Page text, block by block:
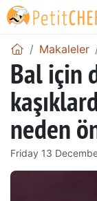
Makaleler
Bal için
neden
Friday 13